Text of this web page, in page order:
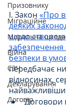
Призовнику
Міграційне
Моральна шкода
Війна
СЗЧ
Декларування
Договір
I. Закон «Про
деяких
щодо
безпеки в
передбачає
відносинах,
Договори